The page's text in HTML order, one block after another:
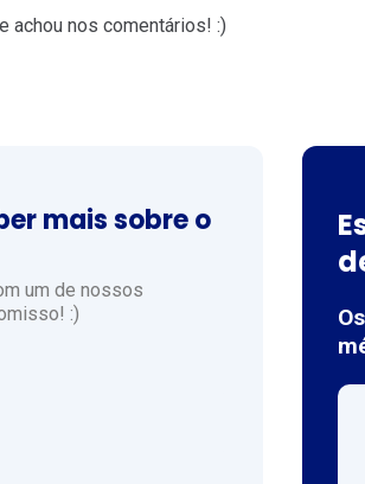
achou nos comentários! :)
mais sobre o
um de nossos
:)